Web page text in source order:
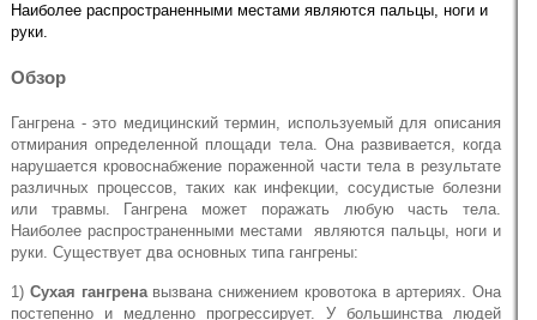
Наиболее распространенными местами являются пальцы, ноги и
руки.
Обзор
Гангрена - это медицинский термин, используемый для описания
отмирания определенной площади тела. Она развивается, когда
нарушается кровоснабжение пораженной части тела в результате
различных процессов, таких как инфекции, сосудистые болезни
или травмы. Гангрена может поражать любую часть тела.
Наиболее распространенными местами являются пальцы, ноги и
руки. Существует два основных типа гангрены:
1) Сухая гангренавызвана снижением кровотока в артериях. Она
постепенно и медленно прогрессирует. У большинства людей